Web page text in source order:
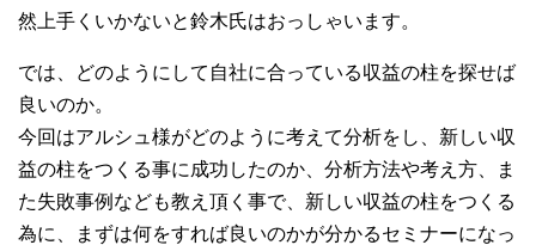
然上手くいかないと鈴木氏はおっしゃいます。
では、どのようにして自社に合っている収益の柱を探せば
良いのか。
今回はアルシュ様がどのように考えて分析をし、新しい収
益の柱をつくる事に成功したのか、分析方法や考え方、ま
た失敗事例なども教え頂く事で、新しい収益の柱をつくる
為に、まずは何をすれば良いのかが分かるセミナーになっ